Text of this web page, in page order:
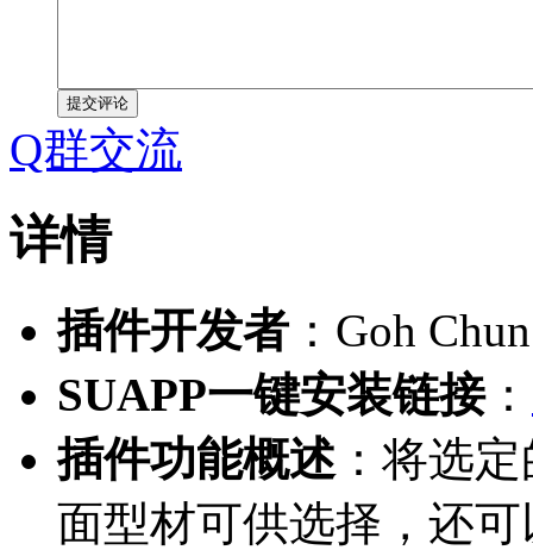
提交评论
Q群交流
详情
插件开发者 ：Goh
SUAPP一键安装链接：
插件功能概述 ：将选
面型材可供选择，还